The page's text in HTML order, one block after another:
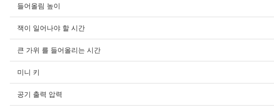
들어올림 높이
잭이 일어나야 할 시간
큰 가위 를 들어올리는 시간
미니 키
공기 출력 압력